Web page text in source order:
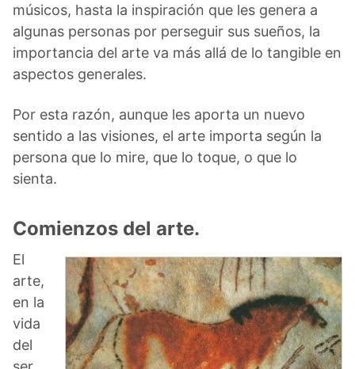
músicos, hasta la inspiración que les genera a
algunas personas por perseguir sus sueños, la
importancia del arte va más allá de lo tangible en
aspectos generales.
Por esta razón, aunque les aporta un nuevo
sentido a las visiones, el arte importa según la
persona que lo mire, que lo toque, o que lo
sienta.
Comienzos del arte.
El
arte,
en la
vida
del